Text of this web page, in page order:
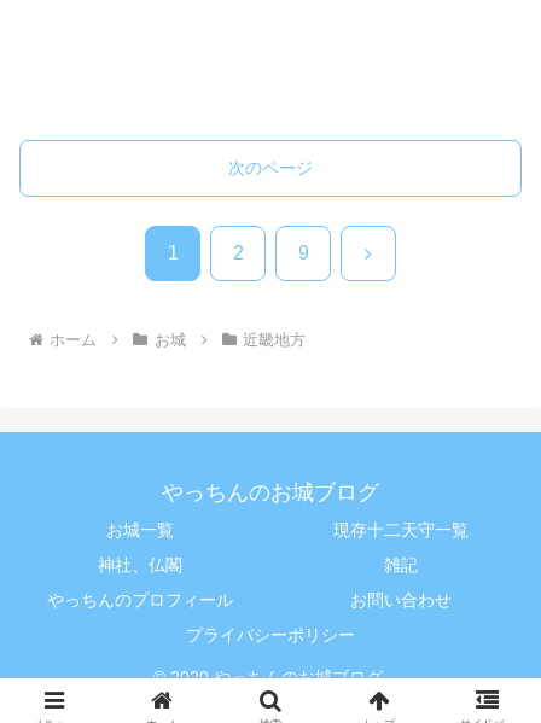
次のページ
1 2 9 次
ホーム お城 近畿地方
やっちんのお城ブログ
お城一覧
現存十二天守一覧
神社、仏閣
雑記
やっちんのプロフィール
お問い合わせ
プライバシーポリシー
© 2020 やっちんのお城ブログ.